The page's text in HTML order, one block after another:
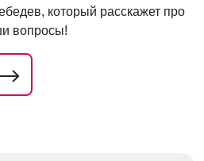
который расскажет про
вопросы!